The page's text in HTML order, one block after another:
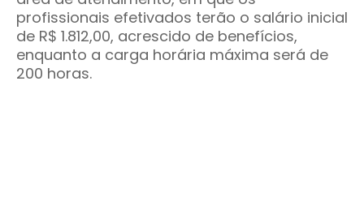
profissionais efetivados terão o salário inicial
de R$ 1.812,00, acrescido de benefícios,
enquanto a carga horária máxima será de
200 horas.